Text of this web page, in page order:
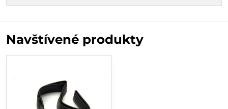
Navštívené produkty